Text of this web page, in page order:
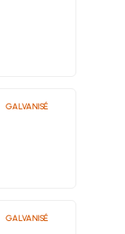
GALVANISÉ
GALVANISÉ